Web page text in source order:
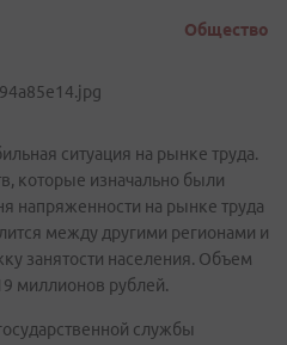
Общество
ситуация на рынке труда.
которые изначально были
напряженности на рынке труда
между другими регионами и
занятости населения. Объем
миллионов рублей.
службы